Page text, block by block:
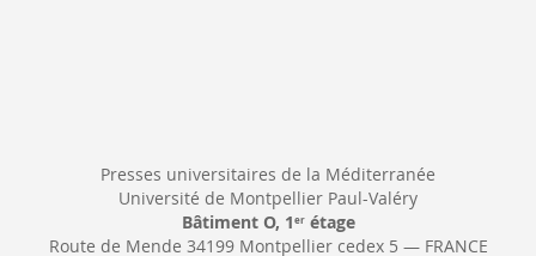
Presses universitaires de la Méditerranée
Université de Montpellier Paul-Valéry
Bâtiment O, 1 erétage
Route de Mende 34199 Montpellier cedex 5 — FRANCE